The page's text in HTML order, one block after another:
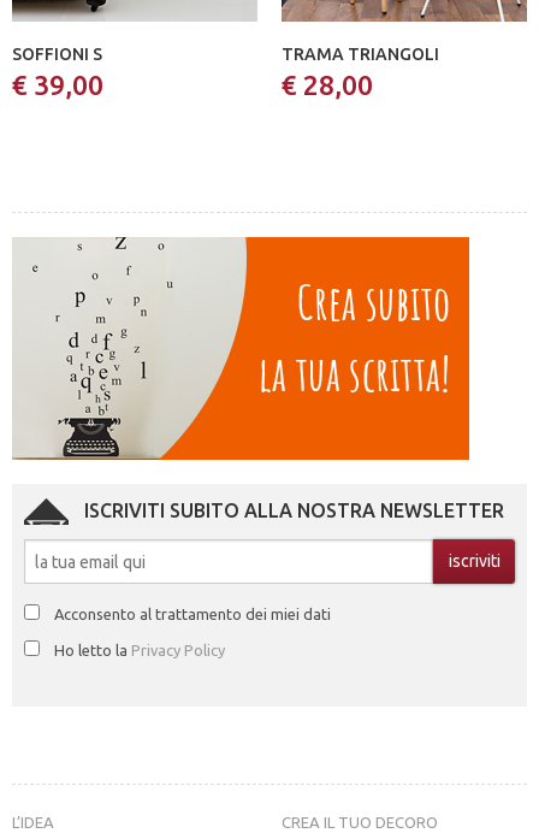
SOFFIONI S
€ 39,00
TRAMA TRIANGOLI
€ 28,00
ISCRIVITI SUBITO ALLA NOSTRA NEWSLETTER
Acconsento al trattamento dei miei dati
Ho letto la Privacy Policy
L’IDEA CREA IL TUO DECORO